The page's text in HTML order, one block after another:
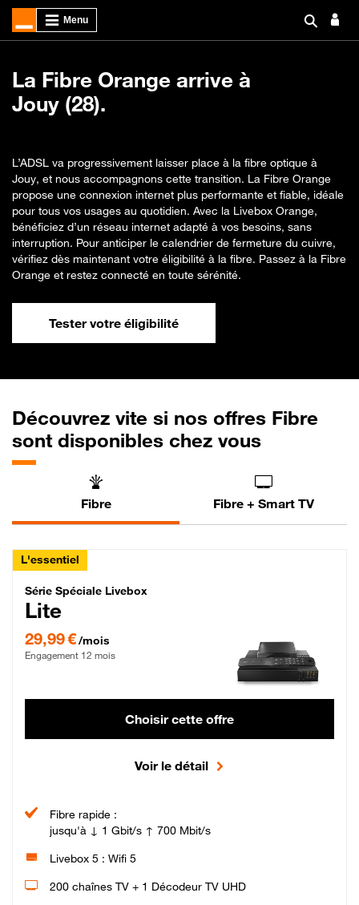
La Fibre Orange arrive à
Jouy (28).
L’ADSL va progressivement laisser place à la fibre optique à
Jouy, et nous accompagnons cette transition. La Fibre Orange
propose une connexion internet plus performante et fiable, idéale
pour tous vos usages au quotidien. Avec la Livebox Orange,
bénéficiez d’un réseau internet adapté à vos besoins, sans
interruption. Pour anticiper le calendrier de fermeture du cuivre,
vérifiez dès maintenant votre éligibilité à la fibre. Passez à la Fibre
Orange et restez connecté en toute sérénité.
Tester votre éligibilité
Découvrez vite si nos offres Fibre
sont disponibles chez vous
Fibre Fibre + Smart TV
L'essentiel
Série Spéciale Livebox Lite Fibre
Série Spéciale Livebox
Lite
29,99 €/mois
Engagement 12 mois
Choisir cette offre
Voir le détail
Fibre rapide :
jusqu'à ↓ 1 Gbit/s ↑ 700 Mbit/s
Livebox 5 : Wifi 5
200 chaînes TV + 1 Décodeur TV UHD